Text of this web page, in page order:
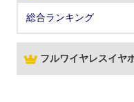
総合ランキング
フルワイヤレスイヤ